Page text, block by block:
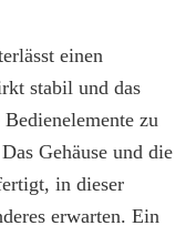
einen
stabil und das
zu
Gehäuse und die
in dieser
erwarten. Ein